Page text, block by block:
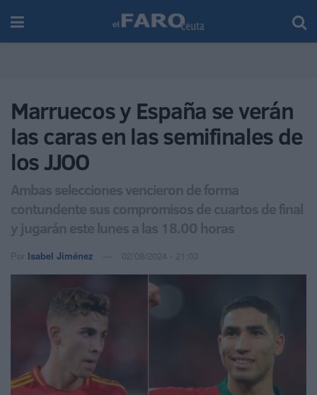
Marruecos y España se verán
las caras en las semifinales de
los JJOO
Ambas selecciones vencieron de forma
contundente sus compromisos de cuartos de final
y jugarán este lunes a las 18.00 horas
Por Isabel Jiménez 02/08/2024 - 21:03